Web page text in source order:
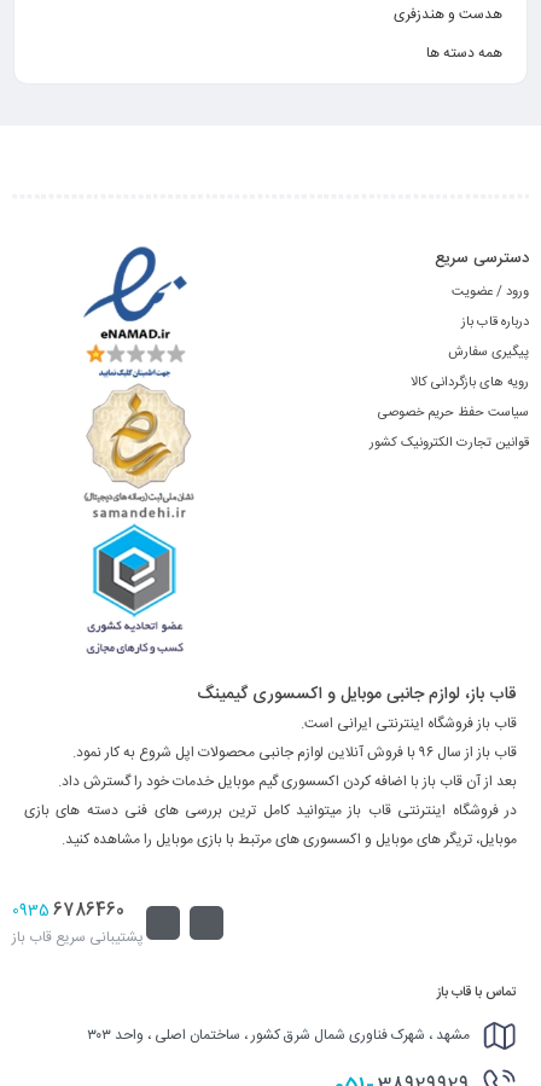
هدست و هندزفری
همه دسته ها
دسترسی سریع
ورود / عضویت
درباره قاب باز
پیگیری سفارش
رویه های بازگردانی کالا
سیاست حفظ حریم خصوصی
قوانین تجارت الکترونیک کشور
قاب باز، لوازم جانبی موبایل و اکسسوری گیمینگ
قاب باز فروشگاه اینترنتی ایرانی است.
قاب باز از سال ۹۶ با فروش آنلاین لوازم جانبی محصولات اپل شروع به کار نمود.
بعد از آن قاب باز با اضافه کردن اکسسوری گیم موبایل خدمات خود را گسترش داد.
در فروشگاه اینترنتی قاب باز میتوانید کامل ترین بررسی های فنی دسته های بازی
موبایل، تریگر های موبایل و اکسسوری های مرتبط با بازی موبایل را مشاهده کنید.
6786460
0935
پشتیبانی سریع قاب باز
تماس با قاب باز
مشهد ، شهرک فناوری شمال شرق کشور ، ساختمان اصلی ، واحد ۳۰۳